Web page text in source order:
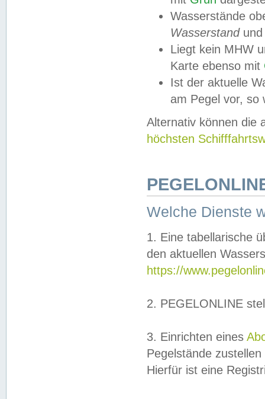
Wasserstände
Wasserstandund
Liegt kein MHW
Karte ebenso mit
Ist der aktuelle
am Pegel vor,
Alternativ können die
höchsten
Welche Dienste
1. Eine tabellarische
den aktuellen
https://
2. PEGELONLINE
3. Einrichten eines
Pegelstände
Hierfür ist eine